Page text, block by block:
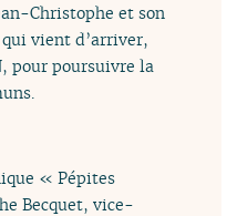
Christophe et son
vient d’arriver,
pour poursuivre la
« Pépites
Becquet, vice-